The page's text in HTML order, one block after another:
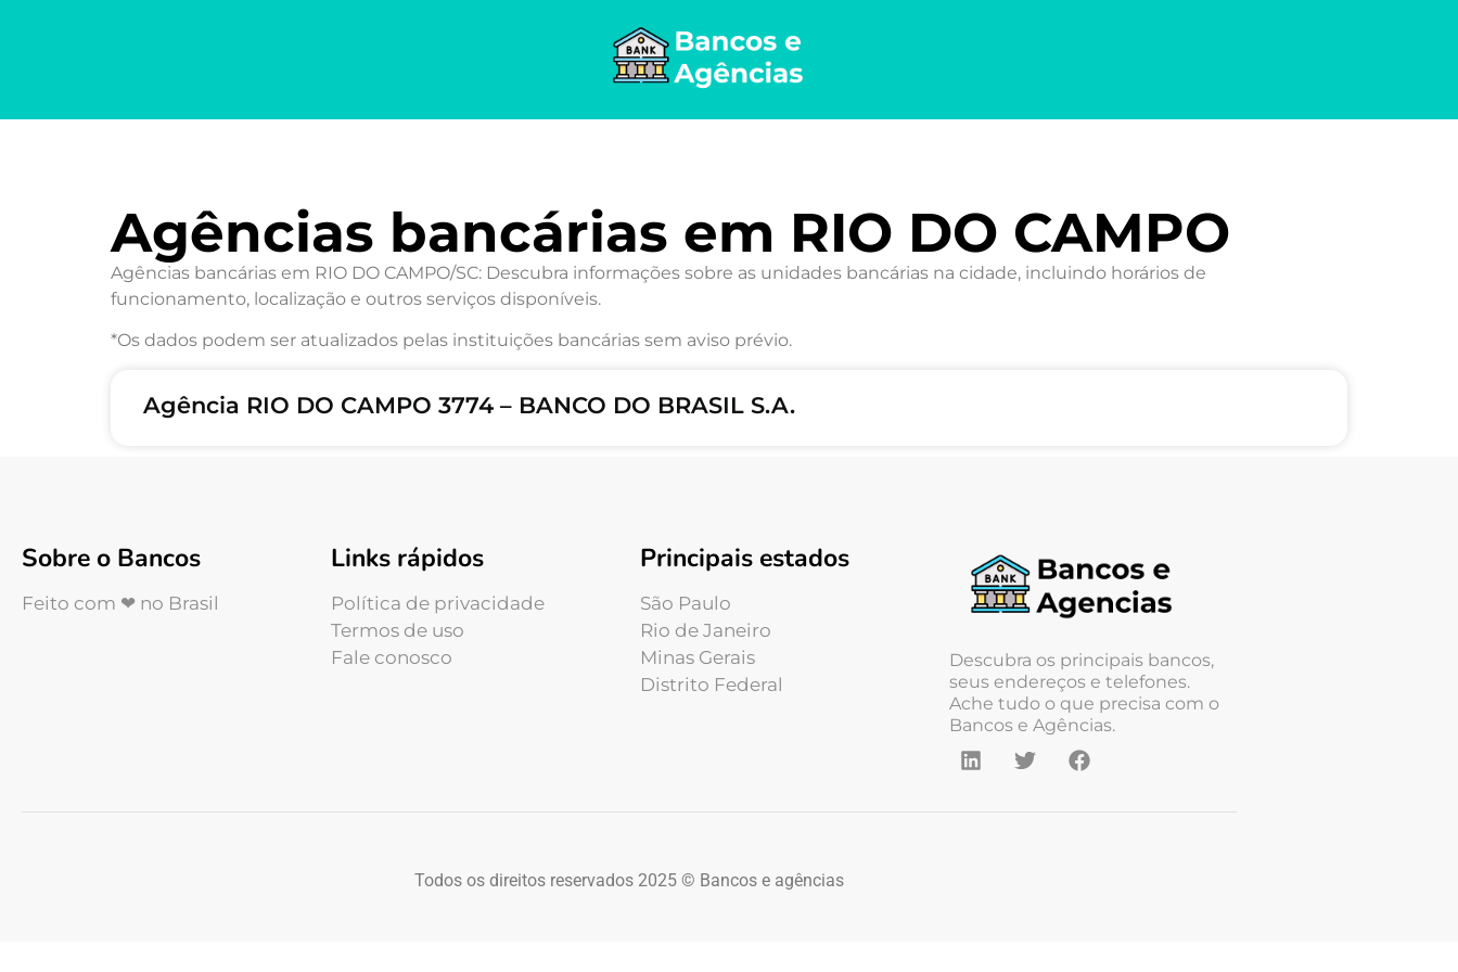
Agências bancárias em RIO DO CAMPO
Agências bancárias em RIO DO CAMPO/SC: Descubra informações sobre as unidades bancárias na cidade, incluindo horários de
funcionamento, localização e outros serviços disponíveis.
*Os dados podem ser atualizados pelas instituições bancárias sem aviso prévio.
Agência RIO DO CAMPO 3774 – BANCO DO BRASIL S.A.
Sobre o Bancos
Feito com ❤ no Brasil
Links rápidos
Política de privacidade
Termos de uso
Fale conosco
Principais estados
São Paulo
Rio de Janeiro
Minas Gerais
Distrito Federal
Descubra os principais bancos,
seus endereços e telefones.
Ache tudo o que precisa com o
Bancos e Agências.
Todos os direitos reservados 2025 © Bancos e agências